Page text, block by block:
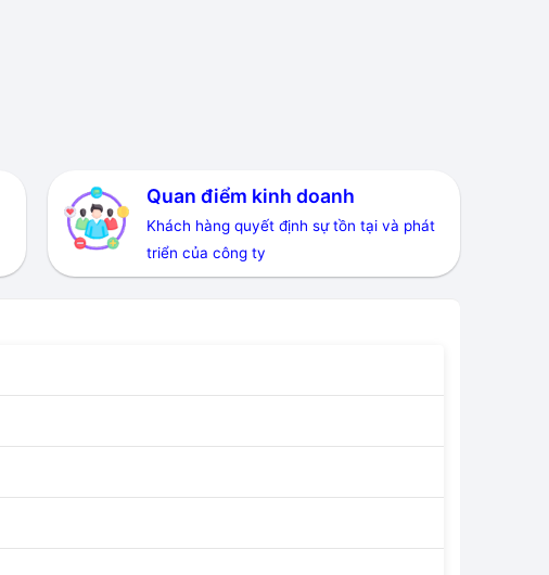
Quan điểm kinh doanh
Khách hàng quyết định sự tồn tại và phát
triển của công ty